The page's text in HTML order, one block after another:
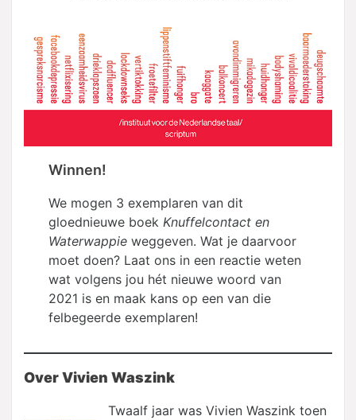
Winnen!
We mogen 3 exemplaren van dit
gloednieuwe boek Knuffelcontact en
Waterwappieweggeven. Wat je daarvoor
moet doen? Laat ons in een reactie weten
wat volgens jou hét nieuwe woord van
2021 is en maak kans op een van die
felbegeerde exemplaren!
Over Vivien Waszink
Twaalf jaar was Vivien Waszink toen